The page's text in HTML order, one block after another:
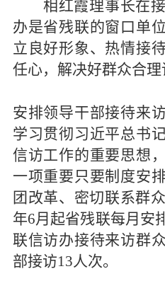
相红霞理事长在
办是省残联的窗口单
立良好形象、热情接
任心，解决好群众合理
安排领导干部接待来
学习贯彻习近平总书
信访工作的重要思想
一项重要只要制度安
团改革、密切联系群
年6月起省残联每月安
联信访办接待来访群
部接访13人次。